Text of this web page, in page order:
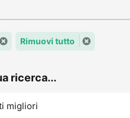
Rimuovi tutto
ricerca...
migliori